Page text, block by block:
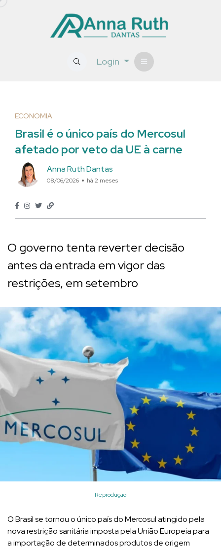
Login
ECONOMIA
Brasil é o único país do Mercosul
afetado por veto da UE à carne
Anna Ruth Dantas
08/06/2026 há 2 meses
O governo tenta reverter decisão
antes da entrada em vigor das
restrições, em setembro
Reprodução
O Brasil se tornou o único país do Mercosul atingido pela
nova restrição sanitária imposta pela União Europeia para
a importação de determinados produtos de origem